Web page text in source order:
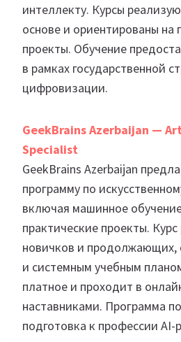
интеллекту. Курсы
основе и ориентированы на
проекты. Обучение
в рамках государственной
цифровизации.
GeekBrains Azerbaijan —
Specialist
GeekBrains Azerbaijan
программу по
включая машинное
практические проекты. Курс
новичков и продолжающих,
и системным учебным
платное и проходит в
наставниками. Программа
подготовка к профессии AI-